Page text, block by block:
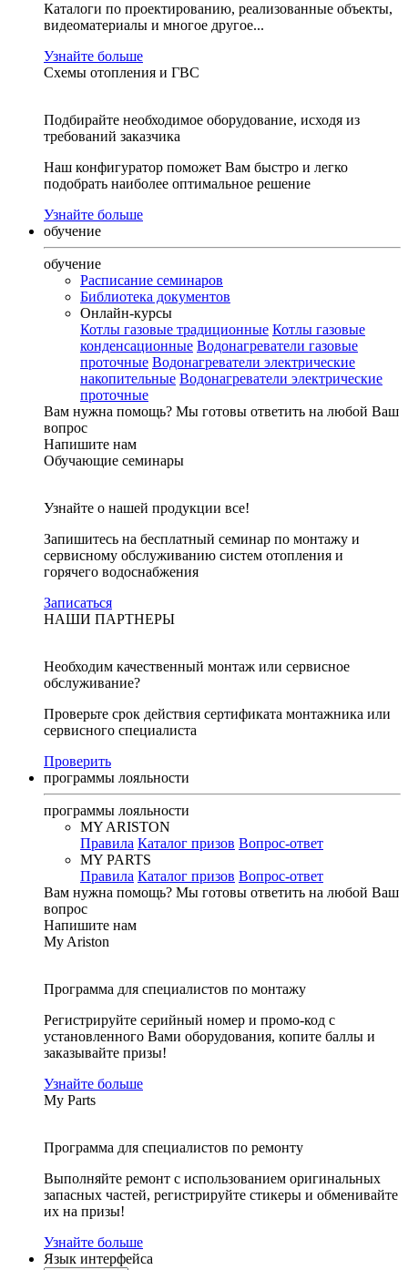
Каталоги по проектированию, реализованные объекты,
видеоматериалы и многое другое...
Узнайте больше
Схемы отопления и ГВС
Подбирайте необходимое оборудование, исходя из
требований заказчика
Наш конфигуратор поможет Вам быстро и легко
подобрать наиболее оптимальное решение
Узнайте больше
обучение
обучение
Расписание семинаров
Библиотека документов
Онлайн-курсы
Котлы газовые традиционные Котлы газовые
конденсационные Водонагреватели газовые
проточные Водонагреватели электрические
накопительные Водонагреватели электрические
проточные
Вам нужна помощь? Мы готовы ответить на любой Ваш
вопрос
Напишите нам
Обучающие семинары
Узнайте о нашей продукции все!
Запишитесь на бесплатный семинар по монтажу и
сервисному обслуживанию систем отопления и
горячего водоснабжения
Записаться
НАШИ ПАРТНЕРЫ
Необходим качественный монтаж или сервисное
обслуживание?
Проверьте срок действия сертификата монтажника или
сервисного специалиста
Проверить
программы лояльности
программы лояльности
MY ARISTON
Правила Каталог призов Вопрос-ответ
MY PARTS
Правила Каталог призов Вопрос-ответ
Вам нужна помощь? Мы готовы ответить на любой Ваш
вопрос
Напишите нам
My Ariston
Программа для специалистов по монтажу
Регистрируйте серийный номер и промо-код с
установленного Вами оборудования, копите баллы и
заказывайте призы!
Узнайте больше
My Parts
Программа для специалистов по ремонту
Выполняйте ремонт с использованием оригинальных
запасных частей, регистрируйте стикеры и обменивайте
их на призы!
Узнайте больше
Язык интерфейса